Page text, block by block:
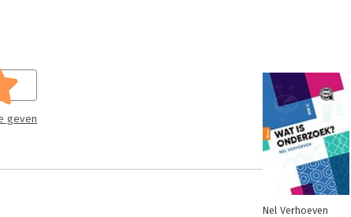
geven
Nel Verhoeven